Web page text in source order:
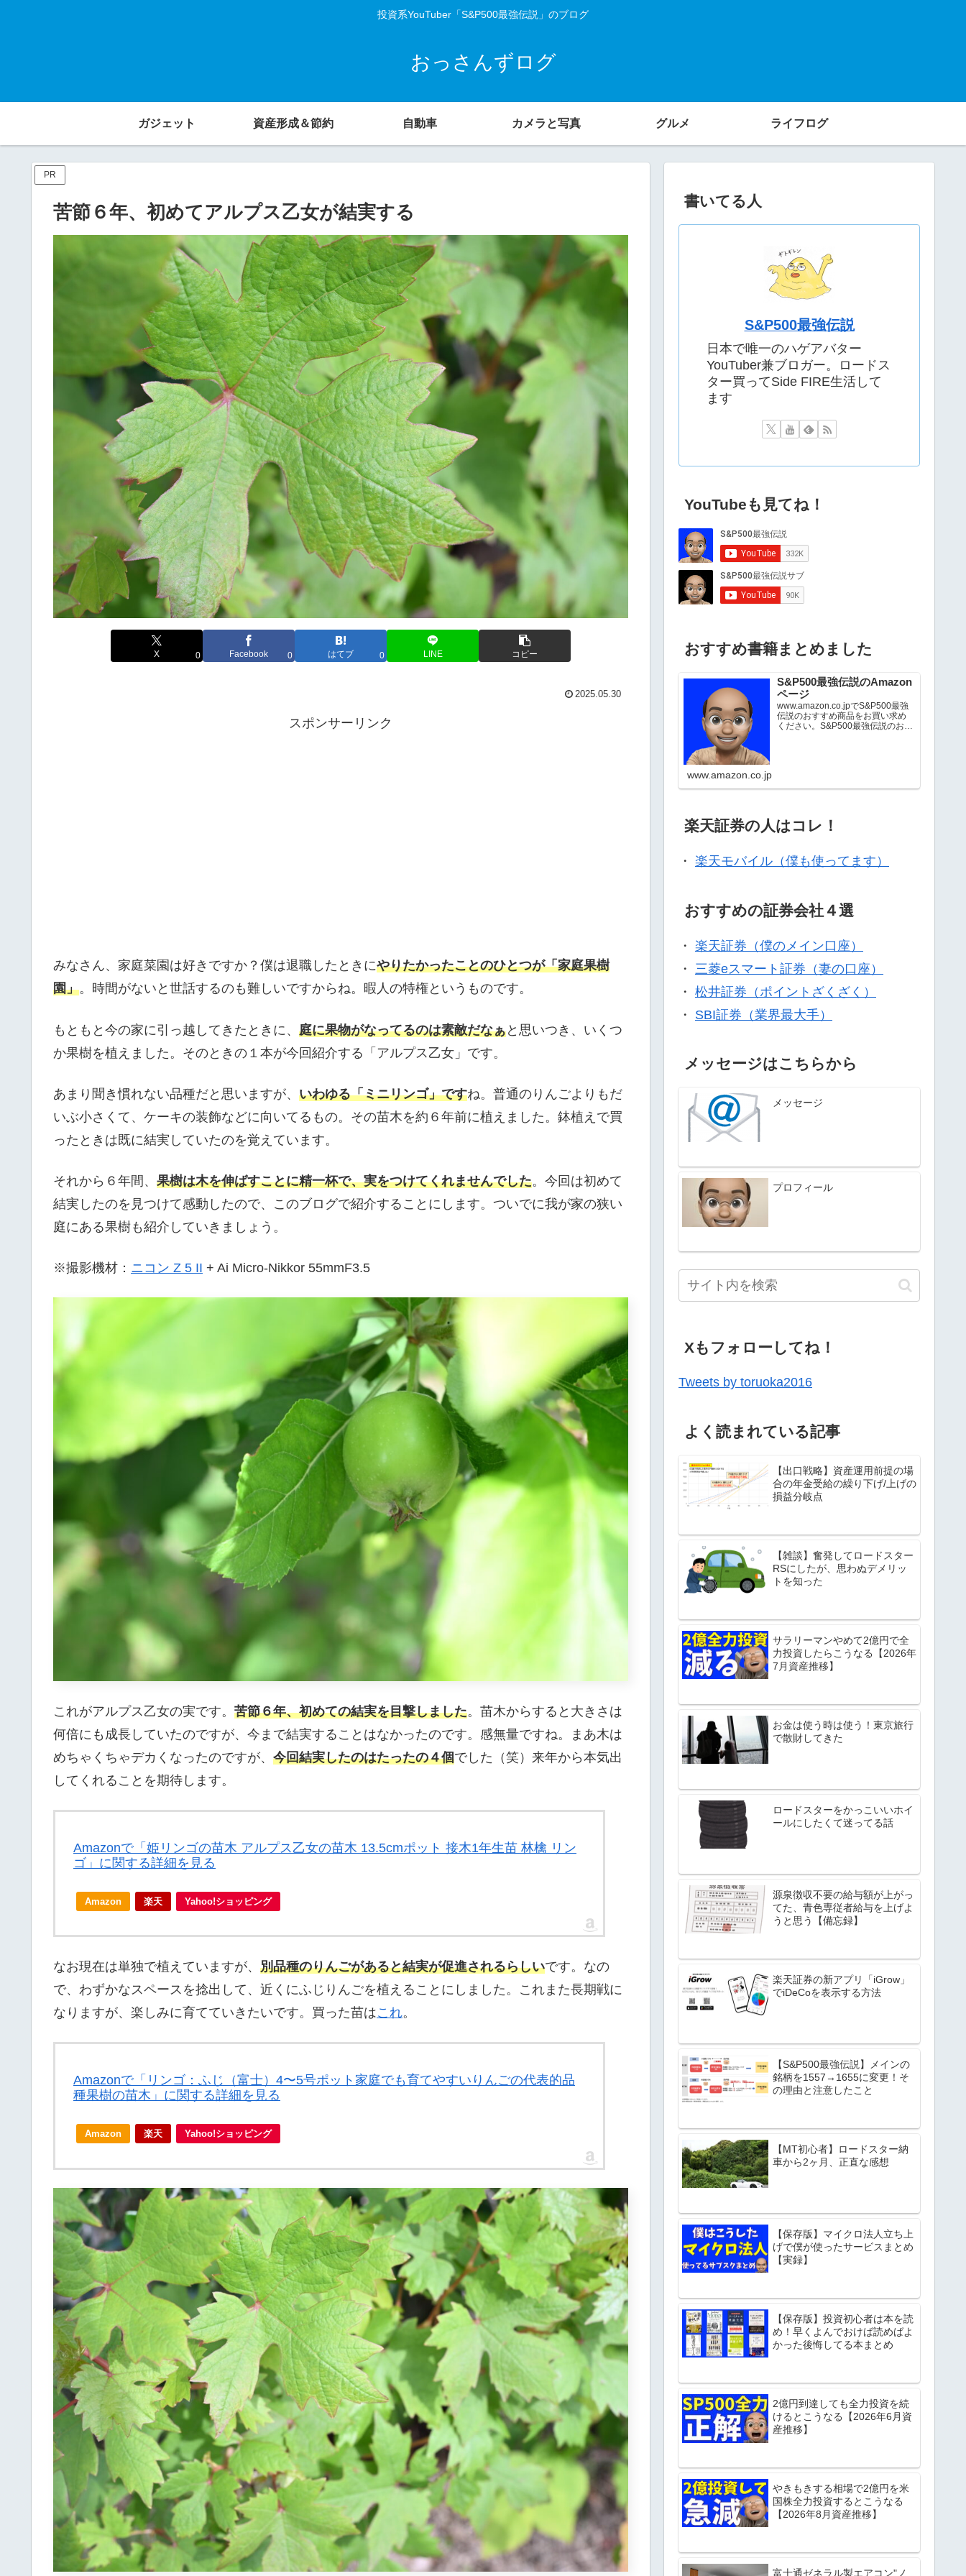
投資系YouTuber「S&P500最強伝説」のブログ
おっさんずログ
ガジェット 資産形成＆節約 自動車 カメラと写真 グルメ ライフログ
PR
苦節６年、初めてアルプス乙女が結実する
X 0 Facebook 0 はてブ 0 LINE コピー
2025.05.30
スポンサーリンク
みなさん、家庭菜園は好きですか？僕は退職したときにやりたかったことのひとつが「家庭果樹
園」。時間がないと世話するのも難しいですからね。暇人の特権というものです。
もともと今の家に引っ越してきたときに、 庭に果物がなってるのは素敵だなぁと思いつき、いくつ
か果樹を植えました。そのときの１本が今回紹介する「アルプス乙女」です。
あまり聞き慣れない品種だと思いますが、 いわゆる「ミニリンゴ」ですね。普通のりんごよりもだ
いぶ小さくて、ケーキの装飾などに向いてるもの。その苗木を約６年前に植えました。鉢植えで買
ったときは既に結実していたのを覚えています。
それから６年間、 果樹は木を伸ばすことに精一杯で、実をつけてくれませんでした。今回は初めて
結実したのを見つけて感動したので、このブログで紹介することにします。ついでに我が家の狭い
庭にある果樹も紹介していきましょう。
※撮影機材： ニコン Z 5 II + Ai Micro-Nikkor 55mmF3.5
これがアルプス乙女の実です。 苦節６年、初めての結実を目撃しました。苗木からすると大きさは
何倍にも成長していたのですが、今まで結実することはなかったのです。感無量ですね。まあ木は
めちゃくちゃデカくなったのですが、 今回結実したのはたったの４個でした（笑）来年から本気出
してくれることを期待します。
Amazonで「姫リンゴの苗木 アルプス乙女の苗木 13.5cmポット 接木1年生苗 林檎 リン
ゴ」に関する詳細を見る
Amazon 楽天 Yahoo!ショッピング
なお現在は単独で植えていますが、 別品種のりんごがあると結実が促進されるらしいです。なの
で、わずかなスペースを捻出して、近くにふじりんごを植えることにしました。これまた長期戦に
なりますが、楽しみに育てていきたいです。買った苗はこれ。
Amazonで「リンゴ：ふじ（富士）4〜5号ポット家庭でも育てやすいりんごの代表的品
種果樹の苗木」に関する詳細を見る
Amazon 楽天 Yahoo!ショッピング
書いてる人
S&P500最強伝説
日本で唯一のハゲアバター
YouTuber兼ブロガー。ロードス
ター買ってSide FIRE生活して
ます
YouTubeも見てね！
おすすめ書籍まとめました
S&P500最強伝説のAmazon
ページ
www.amazon.co.jpでS&P500最強
伝説のおすすめ商品をお買い求め
ください。S&P500最強伝説のお気
www.amazon.co.jp
楽天証券の人はコレ！
・ 楽天モバイル（僕も使ってます）
おすすめの証券会社４選
・ 楽天証券（僕のメイン口座）
・ 三菱eスマート証券（妻の口座）
・ 松井証券（ポイントざくざく）
・ SBI証券（業界最大手）
メッセージはこちらから
メッセージ
プロフィール
Xもフォローしてね！
Tweets by toruoka2016
よく読まれている記事
【出口戦略】資産運用前提の場
合の年金受給の繰り下げ/上げの
損益分岐点
【雑談】奮発してロードスター
RSにしたが、思わぬデメリッ
トを知った
サラリーマンやめて2億円で全
力投資したらこうなる【2026年
7月資産推移】
お金は使う時は使う！東京旅行
で散財してきた
ロードスターをかっこいいホイ
ールにしたくて迷ってる話
源泉徴収不要の給与額が上がっ
てた、青色専従者給与を上げよ
うと思う【備忘録】
楽天証券の新アプリ「iGrow」
でiDeCoを表示する方法
【S&P500最強伝説】メインの
銘柄を1557→1655に変更！そ
の理由と注意したこと
【MT初心者】ロードスター納
車から2ヶ月、正直な感想
【保存版】マイクロ法人立ち上
げで僕が使ったサービスまとめ
【実録】
【保存版】投資初心者は本を読
め！早くよんでおけば読めばよ
かった後悔してる本まとめ
2億円到達しても全力投資を続
けるとこうなる【2026年6月資
産推移】
やきもきする相場で2億円を米
国株全力投資するとこうなる
【2026年8月資産推移】
富士通ゼネラル製エアコン"ノ